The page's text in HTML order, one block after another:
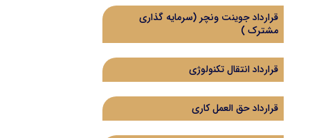
قرارداد جوینت ونچر (سرمایه گذاری
مشترک )
قرارداد انتقال تکنولوژی
قرارداد حق العمل کاری